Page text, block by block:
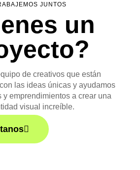
JUNTOS
un
de creativos que están
las ideas únicas y ayudamos
y emprendimientos a crear una
visual increíble.